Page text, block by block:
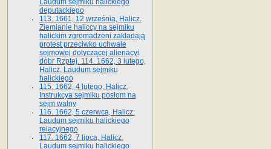
Laudum sejmiku halickiego
deputackiego
113. 1661, 12 września, Halicz.
Ziemianie haliccy na sejmiku
halickim zgromadzeni zakładają
protest przeciwko uchwale
sejmowej dotyczącej alienacyi
dóbr Rzptej. 114. 1662, 3 lutego,
Halicz. Laudum sejmiku
halickiego
115. 1662, 4 lutego, Halicz.
Instrukcya sejmiku posłom na
sejm walny
116. 1662, 5 czerwca, Halicz.
Laudum sejmiku halickiego
relacyjnego
117. 1662, 7 lipca, Halicz.
Laudum sejmiku halickiego